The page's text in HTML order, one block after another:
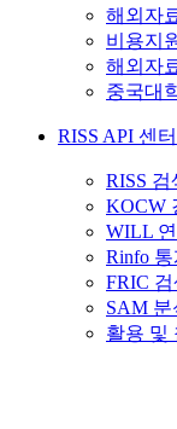
해외자
비용지
해외자
중국대
RISS API 센터
RISS
KOCW
WILL
Rinfo
FRIC
SAM
활용 및